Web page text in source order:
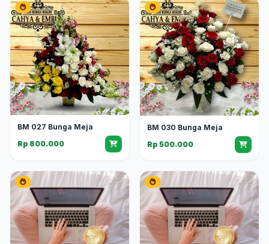
BM 027 Bunga Meja
Rp 800.000
BM 030 Bunga Meja
Rp 500.000